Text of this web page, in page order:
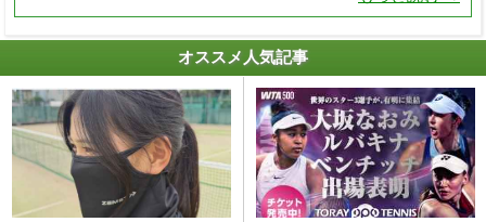
オススメ人気記事